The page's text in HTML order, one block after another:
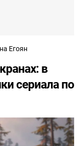
Егоян
в
сериала по